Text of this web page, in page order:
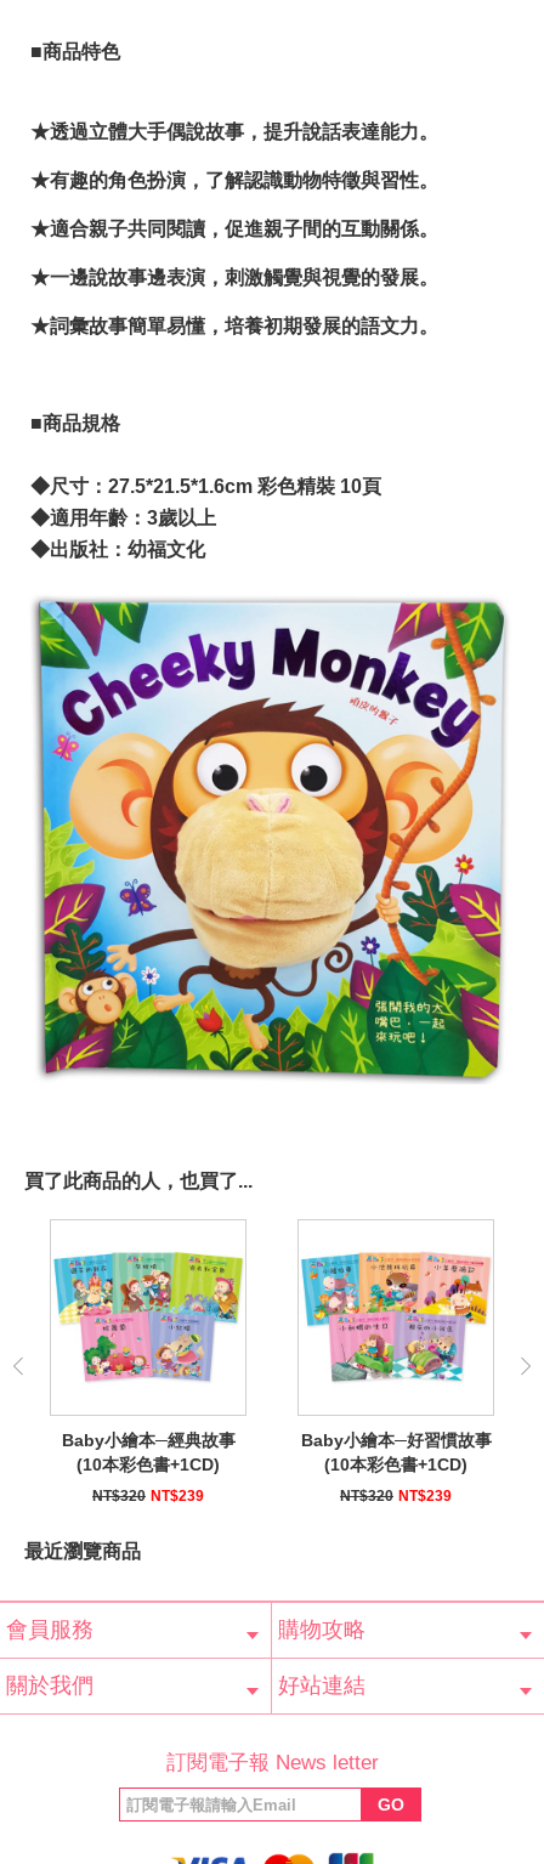
■商品特色
★透過立體大手偶說故事，提升說話表達能力。
★有趣的角色扮演，了解認識動物特徵與習性。
★適合親子共同閱讀，促進親子間的互動關係。
★一邊說故事邊表演，刺激觸覺與視覺的發展。
★詞彙故事簡單易懂，培養初期發展的語文力。
■商品規格
◆尺寸：27.5*21.5*1.6cm 彩色精裝 10頁
◆適用年齡：3歲以上
◆出版社：幼福文化
買了此商品的人，也買了...
Baby小繪本─經典故事
(10本彩色書+1CD)
NT$320 NT$239
Baby小繪本─好習慣故事
(10本彩色書+1CD)
NT$320 NT$239
最近瀏覽商品
會員服務
會員辨法
客服信箱
隱私條款
網站導覽
購物攻略
常見問題
購物說明
訂單查詢
關於我們 好站連結
福利協會
絲專頁
訂閱電子報 News letter
GO